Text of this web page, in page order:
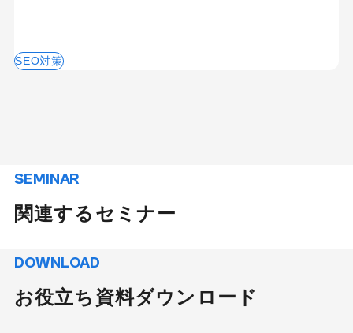
SEO対策
SEMINAR
関連するセミナー
DOWNLOAD
お役立ち資料ダウンロード